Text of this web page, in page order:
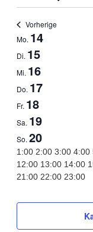
Vorherige
Woche
von
Mo. 14
Di. 15
Mi. 16
Do. 17
Fr. 18
Sa. 19
So. 20
0:00
1:00 2:00 3:00 4:00
12:00 13:00 14:00
21:00 22:00 23:00
Veranstaltungen
diesem
Veranstaltungen
diesem
Veranstaltungen
diesem
Veranstaltungen
diesem
Veranstaltungen
diesem
Veranstaltungen
diesem
Veranstaltungen
diesem